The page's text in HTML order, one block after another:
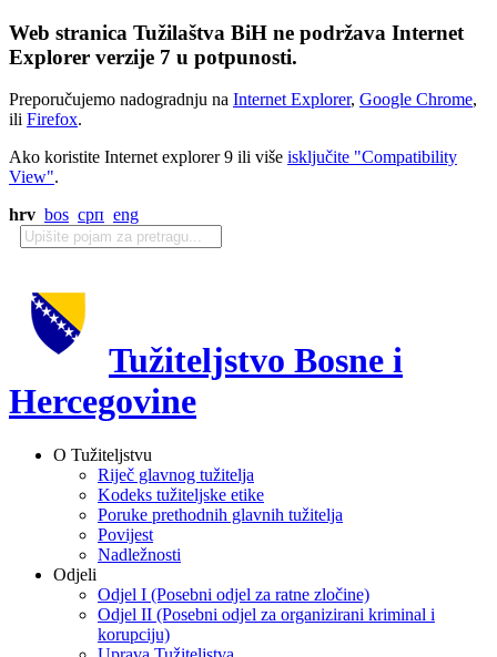
Web stranica Tužilaštva BiH ne podržava Internet
Explorer verzije 7 u potpunosti.
Preporučujemo nadogradnju na Internet Explorer, Google Chrome,
ili Firefox.
Ako koristite Internet explorer 9 ili više isključite "Compatibility
View".
hrv bos срп eng
Tužiteljstvo Bosne i
Hercegovine
O Tužiteljstvu
Riječ glavnog tužitelja
Kodeks tužiteljske etike
Poruke prethodnih glavnih tužitelja
Povijest
Nadležnosti
Odjeli
Odjel I (Posebni odjel za ratne zločine)
Odjel II (Posebni odjel za organizirani kriminal i
korupciju)